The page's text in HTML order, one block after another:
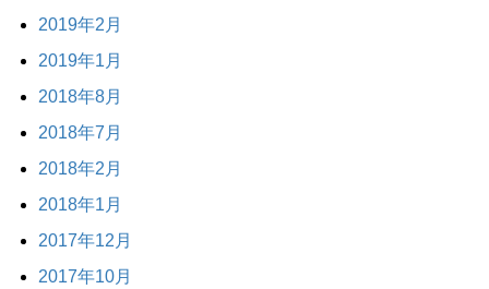
2019年2月
2019年1月
2018年8月
2018年7月
2018年2月
2018年1月
2017年12月
2017年10月